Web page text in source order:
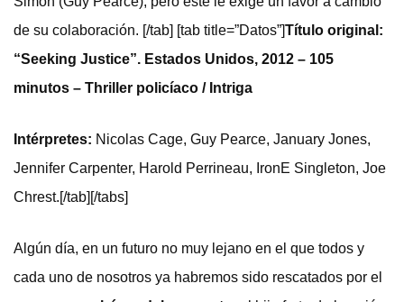
de su colaboración. [/tab] [tab title=”Datos”]Título original:
“Seeking Justice”. Estados Unidos, 2012 – 105
minutos – Thriller policíaco / Intriga
Intérpretes: Nicolas Cage, Guy Pearce, January Jones,
Jennifer Carpenter, Harold Perrineau, IronE Singleton, Joe
Chrest.[/tab][/tabs]
Algún día, en un futuro no muy lejano en el que todos y
cada uno de nosotros ya habremos sido rescatados por el